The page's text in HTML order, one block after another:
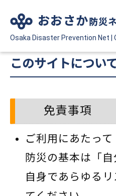
おおさか 防災
Osaka Disaster Prevention Net
このサイトについ
免責事項
ご利用にあたって
防災の基本は「
自身であらゆる